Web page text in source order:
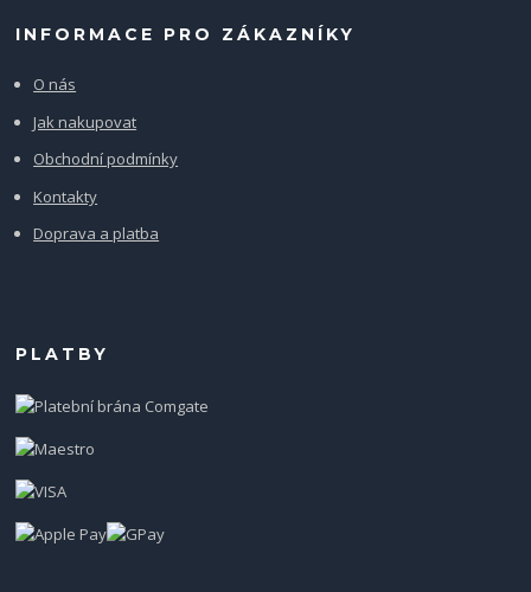
INFORMACE PRO ZÁKAZNÍKY
O nás
Jak nakupovat
Obchodní podmínky
Kontakty
Doprava a platba
PLATBY